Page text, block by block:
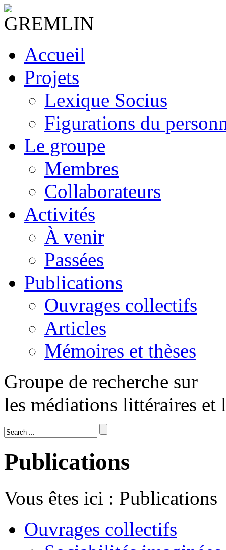
Accueil
Projets
Lexique Socius
Figurations du
Le groupe
Membres
Collaborateurs
Activités
À venir
Passées
Publications
Ouvrages collectifs
Articles
Mémoires et thèses
Groupe de recherche sur
les médiations littéraires et
Publications
Vous êtes ici : Publications
Ouvrages collectifs